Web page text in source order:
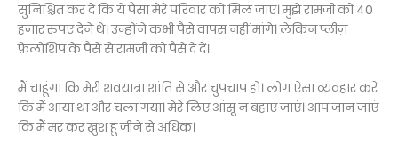
सुनिश्चित कर दें कि ये पैसा मेरे परिवार को मिल जाए। मुझे रामजी को 40
हज़ार रुपए देने थे। उन्होंने कभी पैसे वापस नहीं मांगे। लेकिन प्लीज़
फ़ेलोशिप के पैसे से रामजी को पैसे दे दें।
मैं चाहूंगा कि मेरी शवयात्रा शांति से और चुपचाप हो। लोग ऐसा व्यवहार करें
कि मैं आया था और चला गया। मेरे लिए आंसू न बहाए जाएं। आप जान जाएं
कि मैं मर कर ख़ुश हूं जीने से अधिक।